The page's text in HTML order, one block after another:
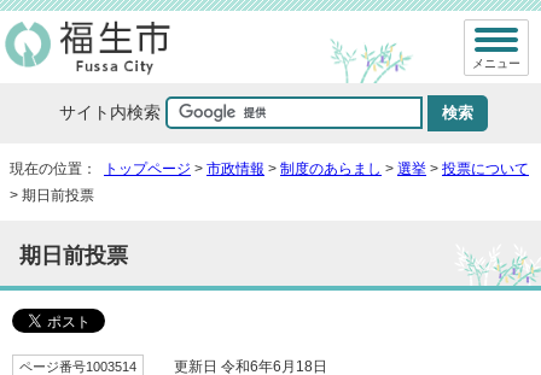
サイト内検索
メニュー
現在の位置： トップページ > 市政情報 > 制度のあらまし > 選挙 > 投票について
> 期日前投票
期日前投票
ページ番号1003514 更新日 令和6年6月18日